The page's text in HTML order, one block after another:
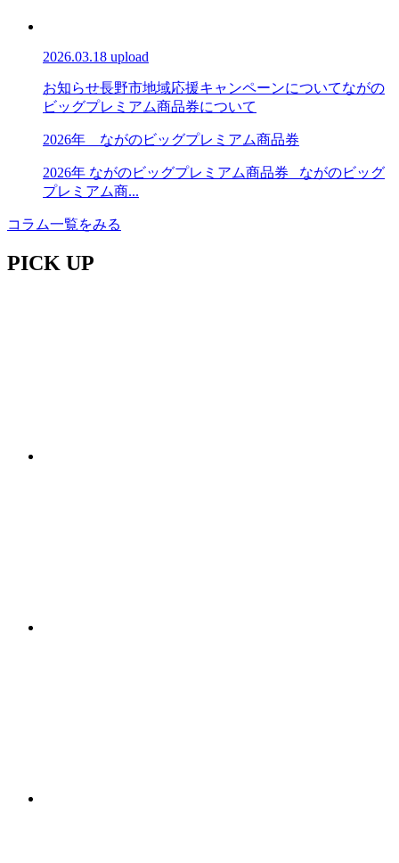
2026.03.18 upload
お知らせ長野市地域応援キャンペーンについてながの
ビッグプレミアム商品券について
2026年 ながのビッグプレミアム商品券
2026年 ながのビッグプレミアム商品券 ながのビッグ
プレミアム商...
コラム一覧をみる
PICK UP